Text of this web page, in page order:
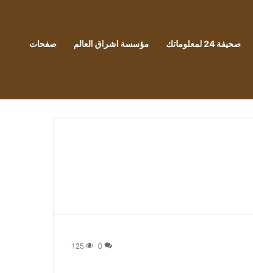
صحيفة 24 لمعلوماتك مؤسسة اشراق العالم صفحات
0
125